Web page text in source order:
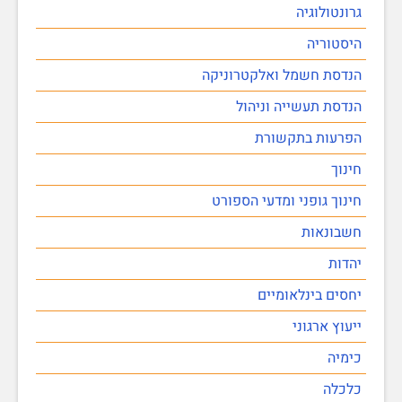
גרונטולוגיה
היסטוריה
הנדסת חשמל ואלקטרוניקה
הנדסת תעשייה וניהול
הפרעות בתקשורת
חינוך
חינוך גופני ומדעי הספורט
חשבונאות
יהדות
יחסים בינלאומיים
ייעוץ ארגוני
כימיה
כלכלה